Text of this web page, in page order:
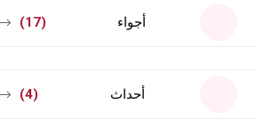
أجواء (17)
أحداث (4)